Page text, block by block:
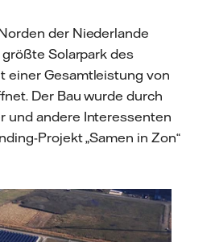
der Niederlande
Solarpark des
einer Gesamtleistung von
Der Bau wurde durch
und andere Interessenten
Projekt „Samen in Zon“